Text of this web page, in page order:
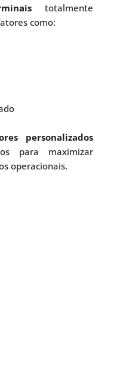
totalmente
como:
personalizados
para maximizar
operacionais.